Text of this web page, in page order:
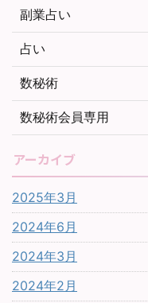
副業占い
占い
数秘術
数秘術会員専用
アーカイブ
2025年3月
2024年6月
2024年3月
2024年2月